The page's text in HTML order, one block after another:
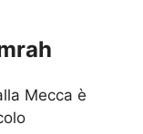
Mecca è